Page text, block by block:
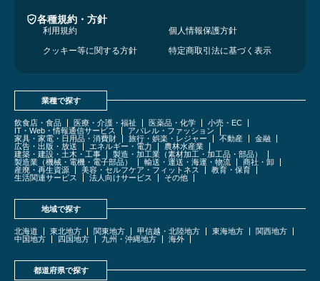
各種規約・方針
利用規約
個人情報保護方針
クッキー等に関する方針
特定商取引法に基づく表示
業種で探す
飲食店・食品 医療・介護・福祉 医薬品・化学
小売・EC
IT・Web・情報通信サービス
アパレル・ファッション
家具・家電・日用品・消費財
旅行・娯楽・レジャー 不動産
金融
広告・出版・放送
エネルギー・電力
農林水産業
建築・建設・土木・工事
製造・加工業（素材加工・加工品・部品）
製造業（機械・電機・電子部品）
輸送・運送・海運・物流
商社・卸
産廃・再生資源
美容・セルフケア・フィットネス
教育・保育
生活関連サービス
法人向けサービス その他
地域で探す
北海道 東北地方 関東地方 甲信越・北陸地方 東海地方
関西地方
中国地方
四国地方 九州・沖縄地方 海外
都道府県で探す